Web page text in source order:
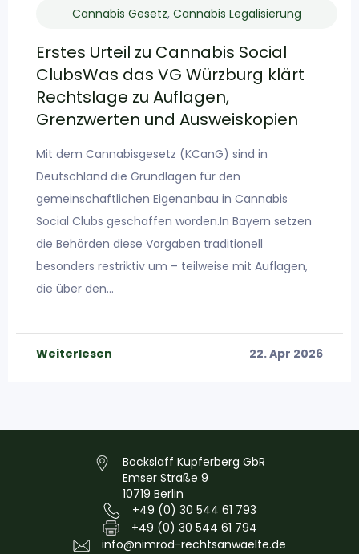
Cannabis Gesetz, Cannabis Legalisierung
Erstes Urteil zu Cannabis Social
ClubsWas das VG Würzburg klärt
Rechtslage zu Auflagen,
Grenzwerten und Ausweiskopien
Mit dem Cannabisgesetz (KCanG) sind in
Deutschland die Grundlagen für den
gemeinschaftlichen Eigenanbau in Cannabis
Social Clubs geschaffen worden.In Bayern setzen
die Behörden diese Vorgaben traditionell
besonders restriktiv um – teilweise mit Auflagen,
die über den…
Weiterlesen 22. Apr 2026
Bockslaff Kupferberg GbR
Emser Straße 9
10719 Berlin
+49 (0) 30 544 61 793
+49 (0) 30 544 61 794
info@nimrod-rechtsanwaelte.de